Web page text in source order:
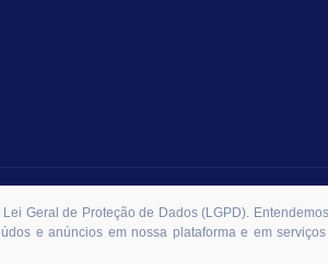
Geral de Proteção de Dados (LGPD).
e anúncios em nossa plataforma e em